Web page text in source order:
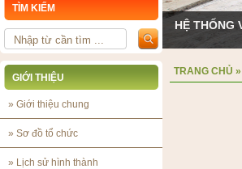
HỆ THỐNG
TÌM KIẾM
GIỚI THIỆU
» Giới thiệu chung
» Sơ đồ tổ chức
» Lịch sử hình thành
TRANG CHỦ »